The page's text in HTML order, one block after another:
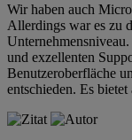
Wir haben auch
Allerdings war es zu
und exzellenten
Benutzeroberfläche
entschieden. Es